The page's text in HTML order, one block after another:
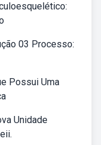
03 Processo:
Possui Uma
Unidade